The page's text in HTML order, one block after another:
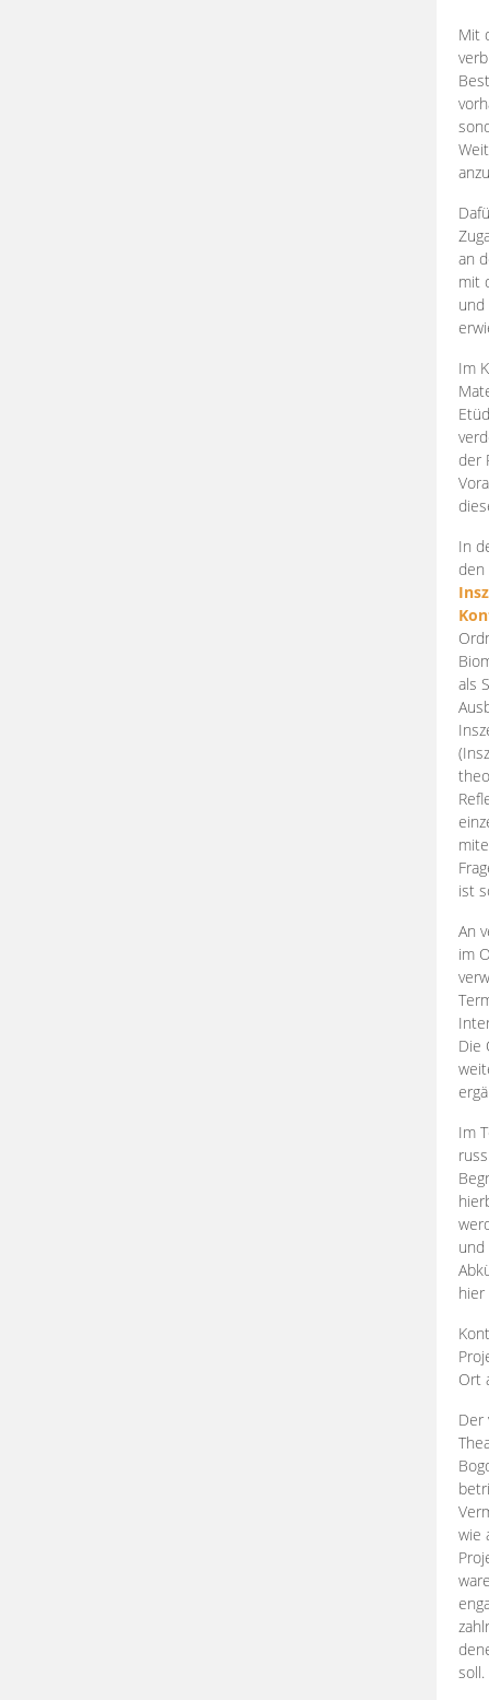
Mit
an
mit
und
Im
der
In
den
als
ist
An
im
Die
Im
und
Ort
Der
wie
zahlr
soll.